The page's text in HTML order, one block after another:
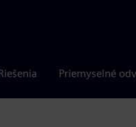
Priemyselné